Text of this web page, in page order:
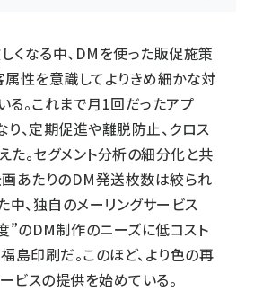
くなる中、DMを使った販促施策
属性を意識してよりきめ細かな対
る。これまで月1回だったアプ
、定期促進や離脱防止、クロス
た。セグメント分析の細分化と共
画あたりのDM発送枚数は絞られ
中、独自のメーリングサービス
”のDM制作のニーズに低コスト
島印刷だ。このほど、より色の再
ビスの提供を始めている。